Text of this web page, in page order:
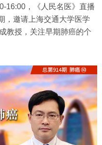
16:00，《人民名医》直播
，邀请上海交通大学医学
教授，关注早期肺癌的个